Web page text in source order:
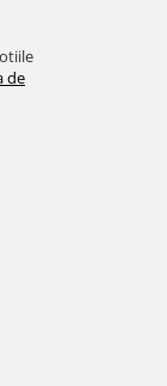
de